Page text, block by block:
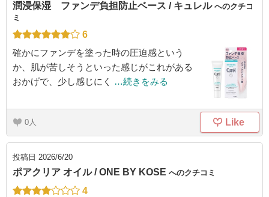
潤浸保湿 ファンデ負担防止ベース / キュレル へのクチコ
ミ
6
確かにファンデを塗った時の圧迫感という
か、肌が苦しそうといった感じがこれがある
おかげで、少し感じにく
…続きをみる
0 Like
投稿日 2026/6/20
ポアクリア オイル / ONE BY KOSE へのクチコミ
4